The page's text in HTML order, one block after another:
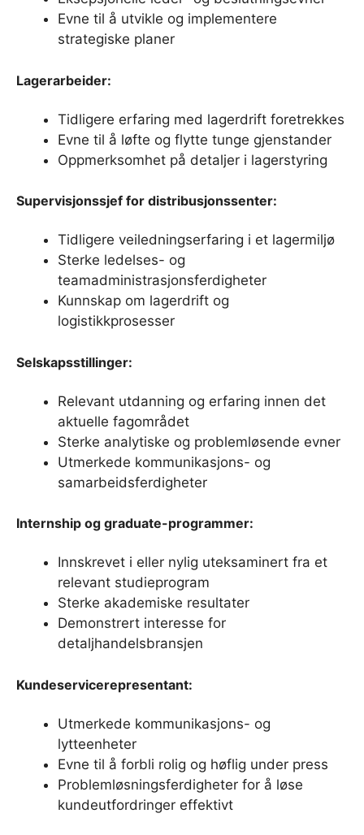
Evne til å utvikle og implementere
strategiske planer
Lagerarbeider:
Tidligere erfaring med lagerdrift foretrekkes
Evne til å løfte og flytte tunge gjenstander
Oppmerksomhet på detaljer i lagerstyring
Supervisjonssjef for distribusjonssenter:
Tidligere veiledningserfaring i et lagermiljø
Sterke ledelses- og
teamadministrasjonsferdigheter
Kunnskap om lagerdrift og
logistikkprosesser
Selskapsstillinger:
Relevant utdanning og erfaring innen det
aktuelle fagområdet
Sterke analytiske og problemløsende evner
Utmerkede kommunikasjons- og
samarbeidsferdigheter
Internship og graduate-programmer:
Innskrevet i eller nylig uteksaminert fra et
relevant studieprogram
Sterke akademiske resultater
Demonstrert interesse for
detaljhandelsbransjen
Kundeservicerepresentant:
Utmerkede kommunikasjons- og
lytteenheter
Evne til å forbli rolig og høflig under press
Problemløsningsferdigheter for å løse
kundeutfordringer effektivt